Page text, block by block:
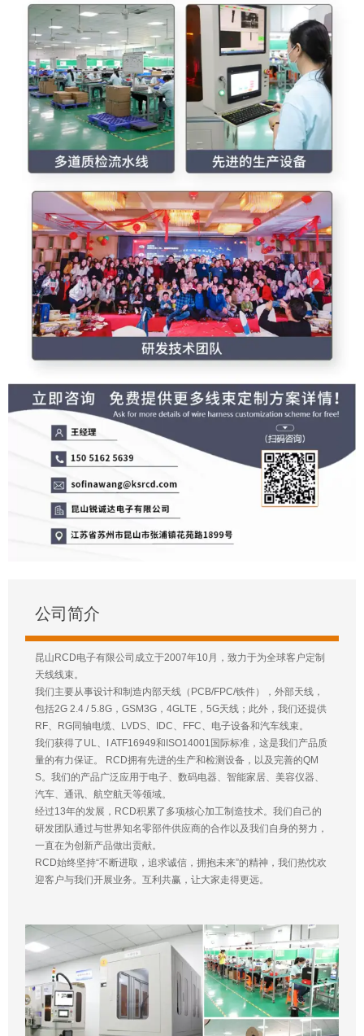
公司简介
昆山RCD电子有限公司成立于2007年10月，致力于为全球客户定制
天线线束。
我们主要从事设计和制造内部天线（PCB/FPC/铁件），外部天线，
包括2G 2.4 / 5.8G，GSM3G，4GLTE，5G天线；此外，我们还提供
RF、RG同轴电缆、LVDS、IDC、FFC、电子设备和汽车线束。
我们获得了UL、I ATF16949和ISO14001国际标准，这是我们产品质
量的有力保证。 RCD拥有先进的生产和检测设备，以及完善的QM
S。我们的产品广泛应用于电子、数码电器、智能家居、美容仪器、
汽车、通讯、航空航天等领域。
经过13年的发展，RCD积累了多项核心加工制造技术。我们自己的
研发团队通过与世界知名零部件供应商的合作以及我们自身的努力，
一直在为创新产品做出贡献。
RCD始终坚持“不断进取，追求诚信，拥抱未来”的精神，我们热忱欢
迎客户与我们开展业务。互利共赢，让大家走得更远。